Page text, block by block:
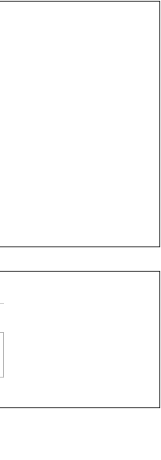
戸走り】函館の名所